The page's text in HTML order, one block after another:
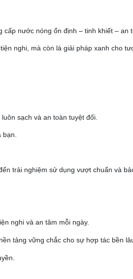
nước nóng ổn định – tinh khiết – an
nghi, mà còn là giải pháp xanh cho
sạch và an toàn tuyệt đối.
bạn.
trải nghiệm sử dụng vượt chuẩn và
nghi và an tâm mỗi ngày.
tảng vững chắc cho sự hợp tác bền